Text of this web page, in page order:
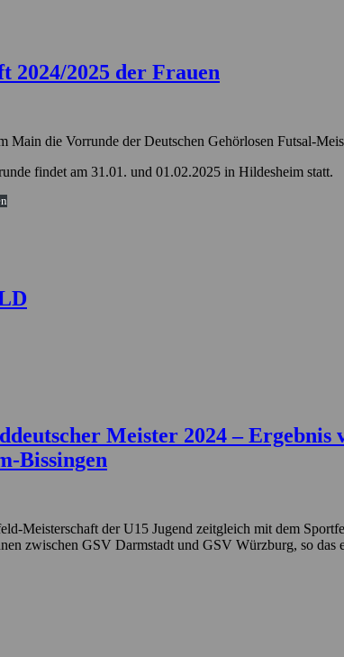
2024/2025 der Frauen
die Vorrunde der Deutschen Gehörlosen Futsal-
findet am 31.01. und 01.02.2025 in Hildesheim statt.
Meister 2024 –
Bissingen
Meisterschaft der U15 Jugend zeitgleich mit dem
zwischen GSV Darmstadt und GSV Würzburg, so das